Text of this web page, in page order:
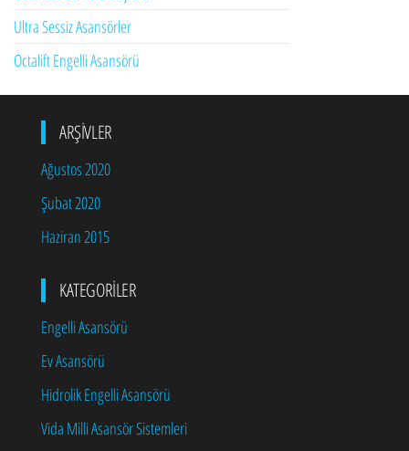
Ultra Sessiz Asansörler
Octalift Engelli Asansörü
ARŞIVLER
Ağustos 2020
Şubat 2020
Haziran 2015
KATEGORILER
Engelli Asansörü
Ev Asansörü
Hidrolik Engelli Asansörü
Vida Milli Asansör Sistemleri